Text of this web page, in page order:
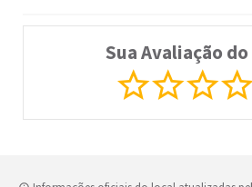
Sua Avaliação